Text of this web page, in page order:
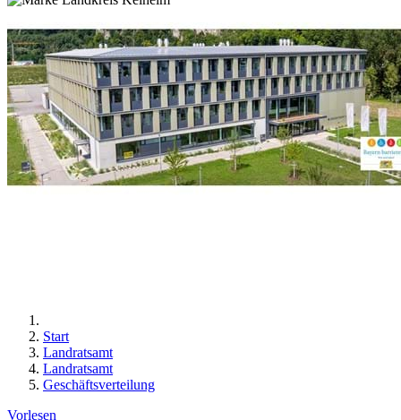
Start
Landratsamt
Landratsamt
Geschäftsverteilung
Vorlesen